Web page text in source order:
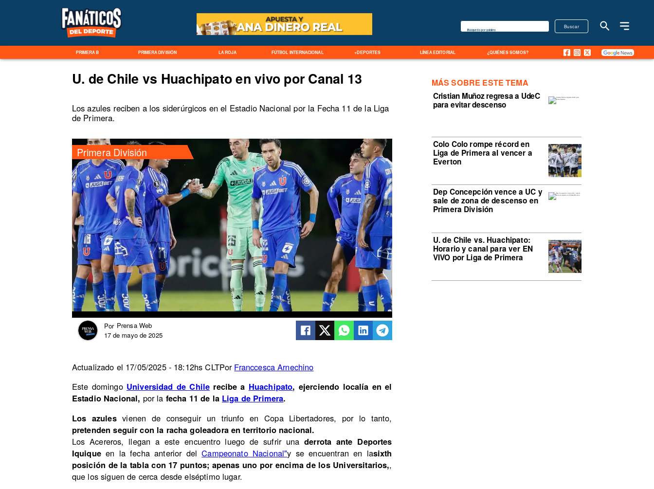
PRIMERA B PRIMERA DIVISIÓN LA ROJA FÚTBOL INTERNACIONAL +DEPORTES LÍNEA EDITORIAL ¿QUIÉNES SOMOS?
Buscar
Búsqueda por palabra
Primera División
Prensa Web
Por
17 de mayo de 2025
Cristian Muñoz regresa a UdeC
para evitar descenso
Colo Colo rompe récord en
Liga de Primera al vencer a
Everton
Dep Concepción vence a UC y
sale de zona de descenso en
Primera División
U. de Chile vs. Huachipato:
Horario y canal para ver EN
VIVO por Liga de Primera
MÁS SOBRE ESTE TEMA
U. de Chile vs Huachipato en vivo por Canal 13
Los azules reciben a los siderúrgicos en el Estadio Nacional por la Fecha 11 de la Liga
de Primera.
Actualizado el 17/05/2025 - 18:12hs CLTPor Franccesca Arnechino
Este domingo Universidad de Chile recibe a Huachipato, ejerciendo localía en el
Estadio Nacional, por la fecha 11 de la Liga de Primera.
Los azulesvienen de conseguir un triunfo en Copa Libertadores, por lo tanto,
pretenden seguir con la racha goleadora en territorio nacional.
Los Acereros, llegan a este encuentro luego de sufrir una derrota ante Deportes
Iquiqueen la fecha anterior delCampeonato Nacional"y se encuentran en lasixth
posición de la tabla con 17 puntos; apenas uno por encima de los Universitarios,,
que los siguen de cerca desde elséptimo lugar.